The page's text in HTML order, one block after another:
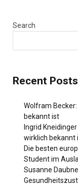
Search
Recent Posts
Wolfram
bekannt ist
Ingrid
wirklich bekannt
Die besten
Student im
Susanne